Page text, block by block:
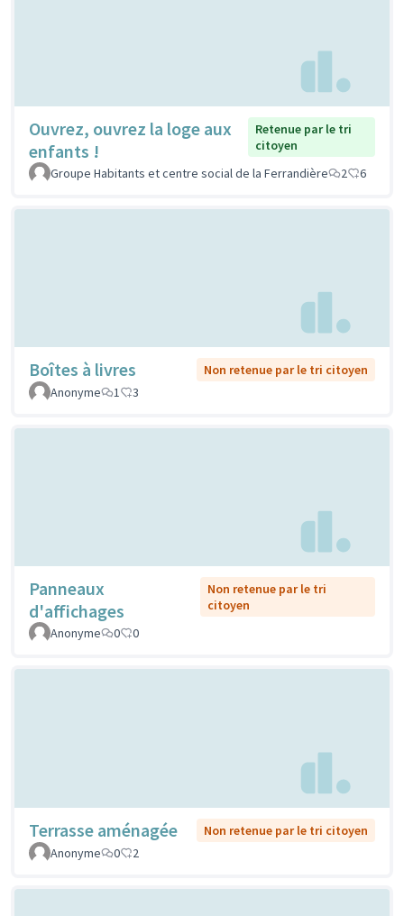
Ouvrez, ouvrez la loge aux
enfants !
Retenue par le tri
citoyen
Groupe Habitants et centre social de la Ferrandière
2 6
Boîtes à livres
Non retenue par le tri citoyen
Anonyme
1 3
Panneaux
d'affichages
Non retenue par le tri
citoyen
Anonyme
0 0
Terrasse aménagée
Non retenue par le tri citoyen
Anonyme
0 2